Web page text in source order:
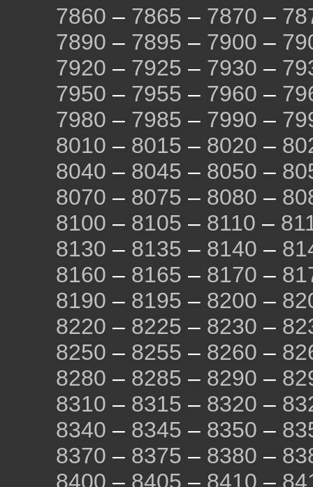
7860 – 7865 – 7870 –
7890 – 7895 – 7900 –
7920 – 7925 – 7930 –
7950 – 7955 – 7960 –
7980 – 7985 – 7990 –
8010 – 8015 – 8020 –
8040 – 8045 – 8050 –
8070 – 8075 – 8080 –
8100 – 8105 – 8110 –
8130 – 8135 – 8140 –
8160 – 8165 – 8170 –
8190 – 8195 – 8200 –
8220 – 8225 – 8230 –
8250 – 8255 – 8260 –
8280 – 8285 – 8290 –
8310 – 8315 – 8320 –
8340 – 8345 – 8350 –
8370 – 8375 – 8380 –
8400 – 8405 – 8410 –